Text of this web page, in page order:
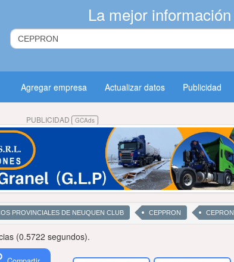
La mejor información
Agregar empresa Actualizar datos Publicidad
PUBLICIDAD GCAds
PROVINCIALES DE NEUQUEN CLUB CEPPRON CEPRON
(0.5722 segundos).